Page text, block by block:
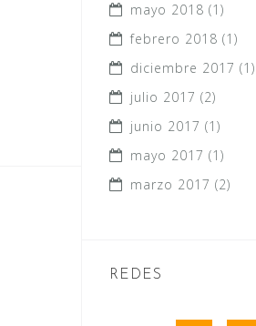
mayo 2018 (1)
febrero 2018 (1)
diciembre 2017 (1)
julio 2017 (2)
junio 2017 (1)
mayo 2017 (1)
marzo 2017 (2)
REDES